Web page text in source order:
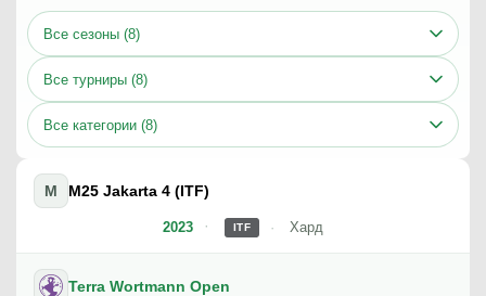
Все сезоны (8)
Все турниры (8)
Все категории (8)
2023
M M25 Jakarta 4 (ITF)
ITF Хард
Terra Wortmann Open